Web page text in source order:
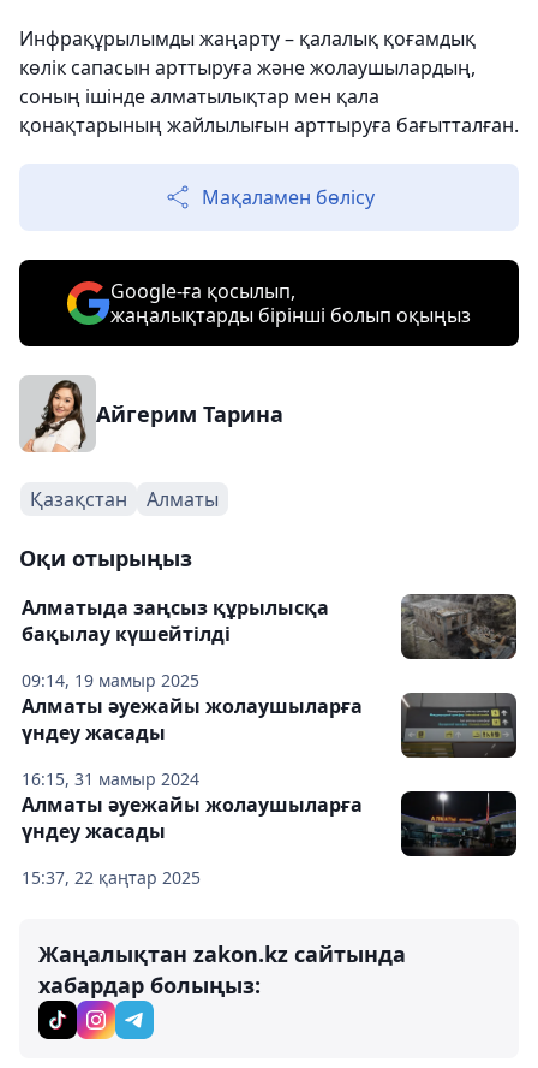
Инфрақұрылымды жаңарту – қалалық қоғамдық
көлік сапасын арттыруға және жолаушылардың,
соның ішінде алматылықтар мен қала
қонақтарының жайлылығын арттыруға бағытталған.
Мақаламен бөлісу
Google-ға қосылып,
жаңалықтарды бірінші болып оқыңыз
Айгерим Тарина
Қазақстан Алматы
Оқи отырыңыз
09:14, 19 мамыр 2025
Алматыда заңсыз құрылысқа
бақылау күшейтілді
16:15, 31 мамыр 2024
Алматы әуежайы жолаушыларға
үндеу жасады
15:37, 22 қаңтар 2025
Алматы әуежайы жолаушыларға
үндеу жасады
Жаңалықтан zakon.kz сайтында
хабардар болыңыз: